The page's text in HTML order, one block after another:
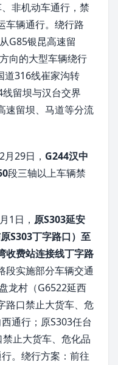
非机动车通行，禁
车辆通行。绕行路
G85银昆高速留
向的大型车辆绕行
道316线崔家沟转
留坝与汉台交界
速留坝、马道等分流
29日， G244汉中
段三轴以上车辆禁
1日， 原S303延安
S303丁字路口）至
收费站连接线丁字路
段实施部分车辆交通
龙村（G6522延西
路口禁止大货车、危
通行；原S303任台
止大货车、危化品
。绕行方案：前往